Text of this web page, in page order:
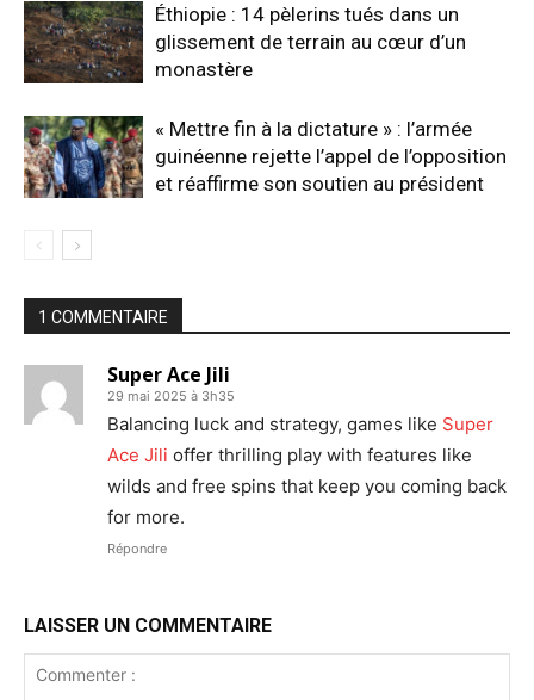
Éthiopie : 14 pèlerins tués dans un
glissement de terrain au cœur d’un
monastère
« Mettre fin à la dictature » : l’armée
guinéenne rejette l’appel de l’opposition
et réaffirme son soutien au président
1 COMMENTAIRE
Super Ace Jili
29 mai 2025 à 3h35
Balancing luck and strategy, games like Super
Ace Jili offer thrilling play with features like
wilds and free spins that keep you coming back
for more.
Répondre
LAISSER UN COMMENTAIRE